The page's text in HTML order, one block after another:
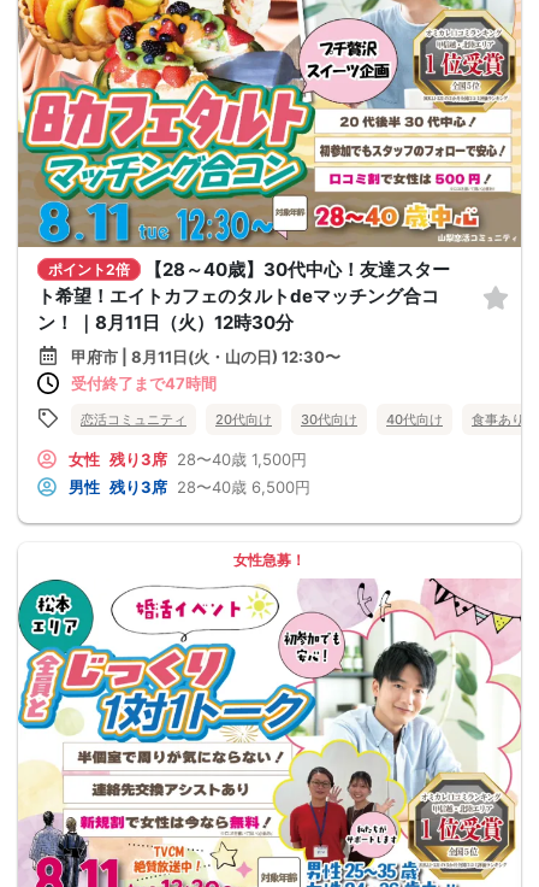
ポイント2倍
【28～40歳】30代中心！友達スター
ト希望！エイトカフェのタルトdeマッチング合コ
ン！ ｜8月11日（火）12時30分
甲府市 | 8月11日(火・山の日) 12:30〜
受付終了まで47時間
恋活コミュニティ 20代向け 30代向け 40代向け 食事あり
女性 残り3席 28〜40歳 1,500円
男性 残り3席 28〜40歳 6,500円
女性急募！